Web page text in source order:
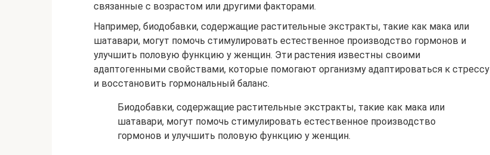
связанные с возрастом или другими факторами.
Например, биодобавки, содержащие растительные экстракты, такие как мака или
шатавари, могут помочь стимулировать естественное производство гормонов и
улучшить половую функцию у женщин. Эти растения известны своими
адаптогенными свойствами, которые помогают организму адаптироваться к стрессу
и восстановить гормональный баланс.
Биодобавки, содержащие растительные экстракты, такие как мака или
шатавари, могут помочь стимулировать естественное производство
гормонов и улучшить половую функцию у женщин.